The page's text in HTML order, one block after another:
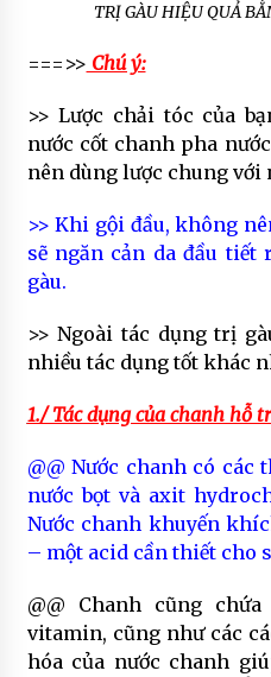
TRỊ GÀU HIỆU QUẢ
===>> Chú ý:
>> Lược chải tóc của
nước cốt chanh pha
nên dùng lược chung với
>> Khi gội đầu, không
sẽ ngăn cản da đầu tiết
gàu.
>> Ngoài tác dụng trị
nhiều tác dụng tốt khác
1./ Tác dụng của chanh hỗ
@@ Nước chanh có
nước bọt và axit
Nước chanh khuyến
– một acid cần thiết cho
@@ Chanh cũng
vitamin, cũng như các
hóa của nước chanh